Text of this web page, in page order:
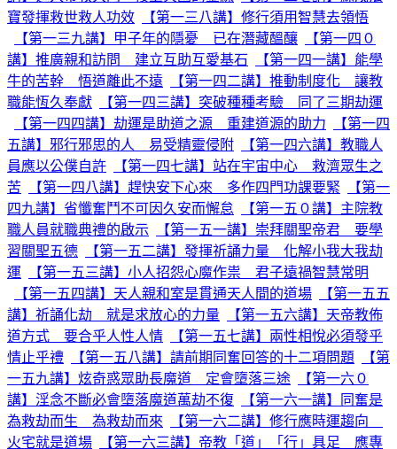
寶發揮救世救人功效
【第一三八講】修行須用智慧去領悟
【第一三九講】甲子年的隱憂 已在潛藏醞釀
【第一四０
講】推廣親和訪問 建立互助互愛基石
【第一四一講】能學
牛的苦幹 悟道離此不遠
【第一四二講】推動制度化 讓教
職能恆久奉獻
【第一四三講】突破種種考驗 同了三期劫運
【第一四四講】劫運是助道之源 重建道源的助力
【第一四
五講】邪行邪思的人 易受精靈侵附
【第一四六講】教職人
員應以公僕自許
【第一四七講】站在宇宙中心 救濟眾生之
苦
【第一四八講】趕快安下心來 多作四門功課要緊
【第一
四九講】省懺奮鬥不可因久安而懈怠
【第一五０講】主院教
職人員就職典禮的啟示
【第一五一講】崇拜關聖帝君 要學
習關聖五德
【第一五二講】發揮祈誦力量 化解小我大我劫
運
【第一五三講】小人招怨心魔作祟 君子遠禍智慧常明
【第一五四講】天人親和室是貫通天人間的道場
【第一五五
講】祈誦化劫 就是求放心的力量
【第一五六講】天帝教佈
道方式 要合乎人性人情
【第一五七講】兩性相悅必須發乎
情止乎禮
【第一五八講】請前期同奮回答的十二項問題
【第
一五九講】炫奇惑眾助長魔道 定會墮落三途
【第一六０
講】淫念不斷必會墮落魔道萬劫不復
【第一六一講】同奮是
為救劫而生 為救劫而來
【第一六二講】修行應時運趨向
火宅就是道場
【第一六三講】帝教「道」「行」具足 應專